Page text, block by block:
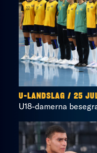
U-LANDSLAG / 25
U18-damerna